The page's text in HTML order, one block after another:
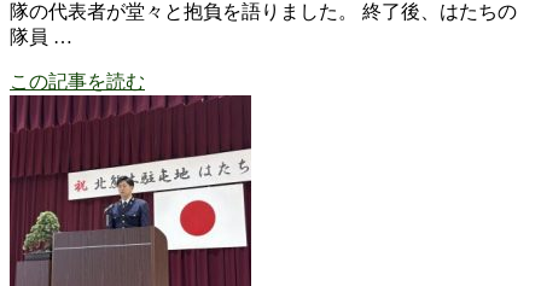
隊の代表者が堂々と抱負を語りました。 終了後、はたちの
隊員 …
この記事を読む